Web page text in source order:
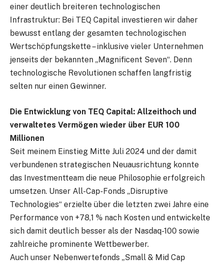
einer deutlich breiteren technologischen
Infrastruktur: Bei TEQ Capital investieren wir daher
bewusst entlang der gesamten technologischen
Wertschöpfungskette – inklusive vieler Unternehmen
jenseits der bekannten „Magnificent Seven“. Denn
technologische Revolutionen schaffen langfristig
selten nur einen Gewinner.
Die Entwicklung von TEQ Capital: Allzeithoch und
verwaltetes Vermögen wieder über EUR 100
Millionen
Seit meinem Einstieg Mitte Juli 2024 und der damit
verbundenen strategischen Neuausrichtung konnte
das Investmentteam die neue Philosophie erfolgreich
umsetzen. Unser All-Cap-Fonds „Disruptive
Technologies“ erzielte über die letzten zwei Jahre eine
Performance von +78,1 % nach Kosten und entwickelte
sich damit deutlich besser als der Nasdaq-100 sowie
zahlreiche prominente Wettbewerber.
Auch unser Nebenwertefonds „Small & Mid Cap